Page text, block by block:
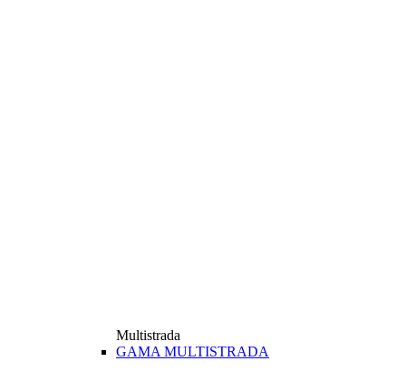
Multistrada
GAMA MULTISTRADA